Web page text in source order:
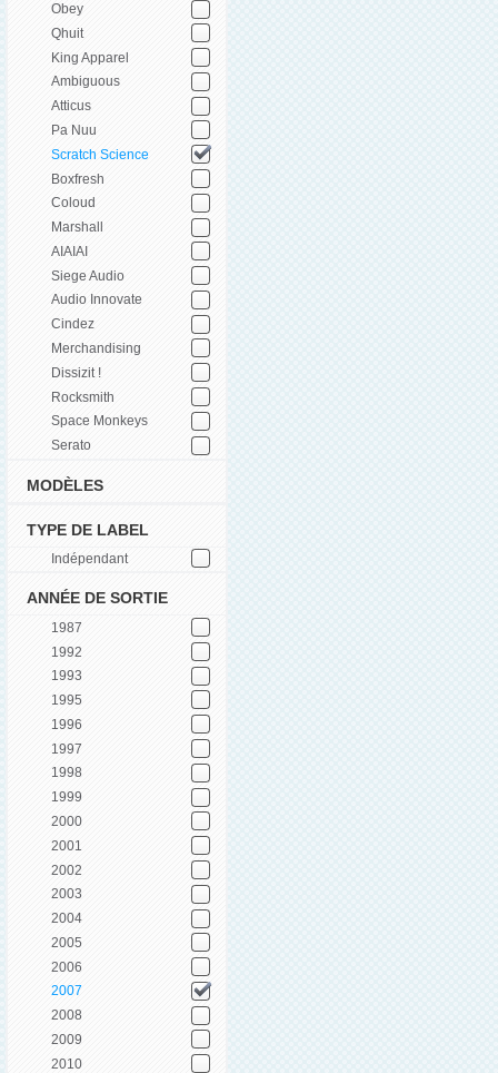
Obey
Qhuit
King Apparel
Ambiguous
Atticus
Pa Nuu
Scratch Science
Boxfresh
Coloud
Marshall
AIAIAI
Siege Audio
Audio Innovate
Cindez
Merchandising
Dissizit !
Rocksmith
Space Monkeys
Serato
MODÈLES
TYPE DE LABEL
Indépendant
ANNÉE DE SORTIE
1987
1992
1993
1995
1996
1997
1998
1999
2000
2001
2002
2003
2004
2005
2006
2007
2008
2009
2010